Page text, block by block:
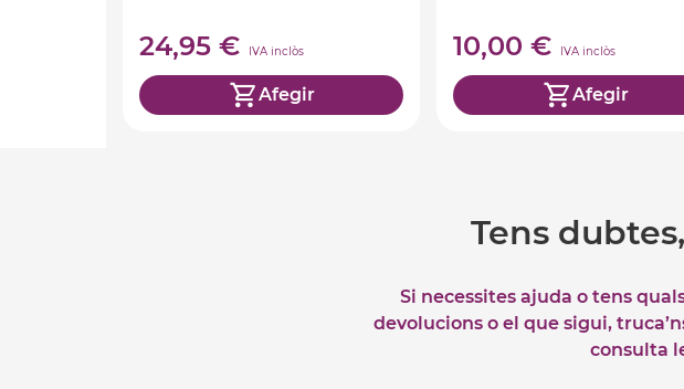
24,95 € IVA inclòs
Afegir
10,00 € IVA inclòs
Afegir
Tens
Si necessites ajuda o tens
devolucions o el que sigui,
consulta